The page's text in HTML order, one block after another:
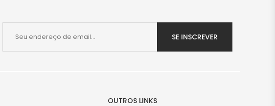
SE INSCREVER
OUTROS LINKS